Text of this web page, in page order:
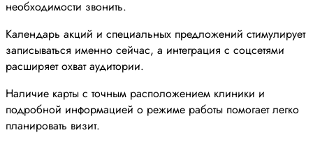
необходимости звонить.
Календарь акций и специальных предложений стимулирует
записываться именно сейчас, а интеграция с соцсетями
расширяет охват аудитории.
Наличие карты с точным расположением клиники и
подробной информацией о режиме работы помогает легко
планировать визит.